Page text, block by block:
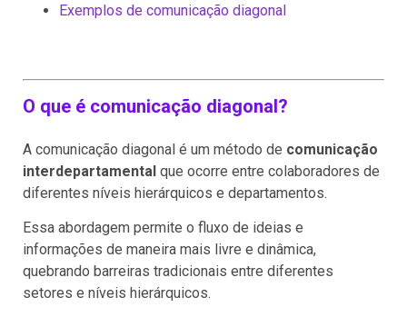
Exemplos de comunicação diagonal
O que é comunicação diagonal?
A comunicação diagonal é um método de comunicação
interdepartamental que ocorre entre colaboradores de
diferentes níveis hierárquicos e departamentos.
Essa abordagem permite o fluxo de ideias e
informações de maneira mais livre e dinâmica,
quebrando barreiras tradicionais entre diferentes
setores e níveis hierárquicos.